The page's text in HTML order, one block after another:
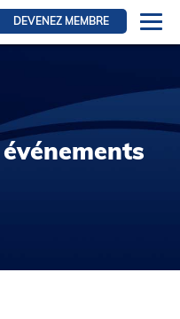
DEVENEZ MEMBRE